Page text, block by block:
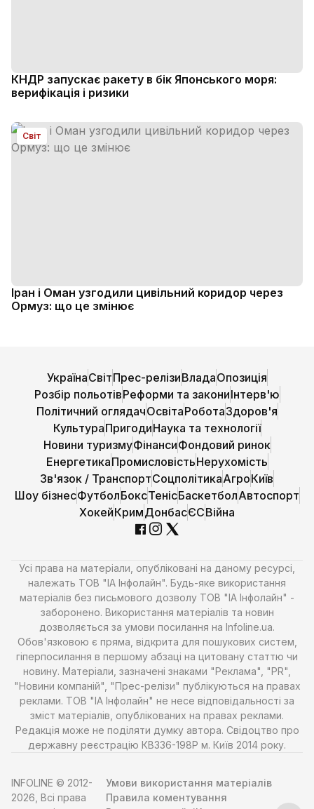
КНДР запускає ракету в бік Японського моря:
верифікація і ризики
Світ
Іран і Оман узгодили цивільний коридор через
Ормуз: що це змінює
УкраїнаСвітПрес-релізиВладаОпозиція
Розбір польотівРеформи та закониІнтерв'ю
Політичний оглядачОсвітаРоботаЗдоров'я
КультураПригодиНаука та технології
Новини туризмуФінансиФондовий ринок
ЕнергетикаПромисловістьНерухомість
Зв'язок / ТранспортСоцполітикаАгроКиїв
Шоу бізнесФутболБоксТенісБаскетболАвтоспорт
ХокейКримДонбасЄСВійна
Усі права на матеріали, опубліковані на даному ресурсі,
належать ТОВ "ІА Інфолайн". Будь-яке використання
матеріалів без письмового дозволу ТОВ "ІА Інфолайн" -
заборонено. Використання матеріалів та новин
дозволяється за умови посилання на Infoline.ua.
Обов'язковою є пряма, відкрита для пошукових систем,
гіперпосилання в першому абзаці на цитовану статтю чи
новину. Матеріали, зазначені знаками "Реклама", "PR",
"Новини компаній", "Прес-релізи" публікуються на правах
реклами. ТОВ "ІА Інфолайн" не несе відповідальності за
зміст матеріалів, опублікованих на правах реклами.
Редакція може не поділяти думку автора. Свідоцтво про
державну реєстрацію КВ336-198Р м. Київ 2014 року.
INFOLINE © 2012-
2026, Всі права
Умови використання матеріалів
Правила коментування